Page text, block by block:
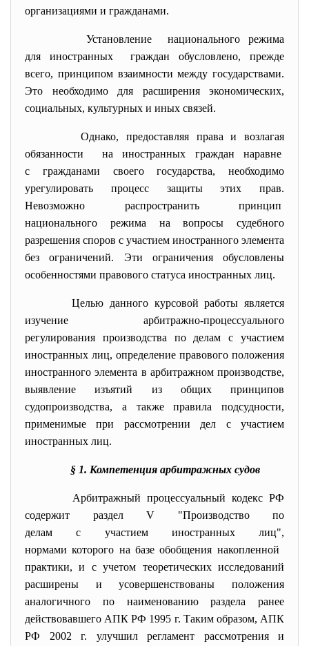
организациями и гражданами.
Установление национального режима
для иностранных граждан обусловлено, прежде
всего, принципом взаимности между государствами.
Это необходимо для расширения экономических,
социальных, культурных и иных связей.
Однако, предоставляя права и возлагая
обязанности на иностранных граждан наравне
с гражданами своего государства, необходимо
урегулировать процесс защиты этих прав.
Невозможно распространить принцип
национального режима на вопросы судебного
разрешения споров с участием иностранного элемента
без ограничений. Эти ограничения обусловлены
особенностями правового статуса иностранных лиц.
Целью данного курсовой работы является
изучение арбитражно-процессуального
регулирования производства по делам с участием
иностранных лиц, определение правового положения
иностранного элемента в арбитражном производстве,
выявление изъятий из общих принципов
судопроизводства, а также правила подсудности,
применимые при рассмотрении дел с участием
иностранных лиц.
§ 1. Компетенция арбитражных судов
Арбитражный процессуальный кодекс РФ
содержит раздел V "Производство по
делам с участием иностранных лиц",
нормами которого на базе обобщения накопленной
практики, и с учетом теоретических исследований
расширены и усовершенствованы положения
аналогичного по наименованию раздела ранее
действовавшего АПК РФ 1995 г. Таким образом, АПК
РФ 2002 г. улучшил регламент рассмотрения и